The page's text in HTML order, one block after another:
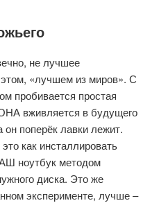
не лучшее
«лучшем из миров». С
пробивается простая
вживляется в будущего
он поперёк лавки лежит.
как инсталлировать
ноутбук методом
диска. Это же
эксперименте, лучше –